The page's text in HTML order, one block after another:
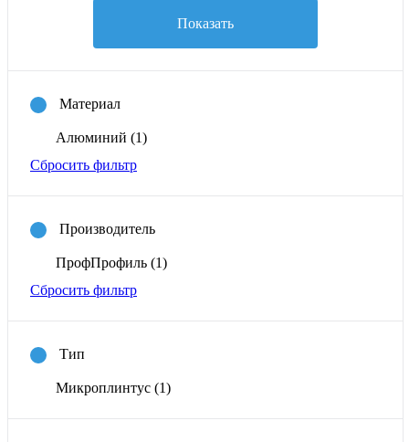
Показать
Материал
Алюминий (1)
Сбросить фильтр
Производитель
ПрофПрофиль (1)
Сбросить фильтр
Тип
Микроплинтус (1)